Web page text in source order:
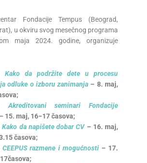
Fondacije Tempus (Beograd,
u okviru svog mesečnog programa
maja 2024. godine, organizuje
Kako da podržite dete u procesu
odluke o izboru zanimanja – 8. maj,
;
Akreditovani seminari Fondacije
– 15.maj, 16−17časova;
Kako da napišete dobarCV – 16.maj,
časova;
CEEPUS razmene i mogućnosti – 17.
časova;